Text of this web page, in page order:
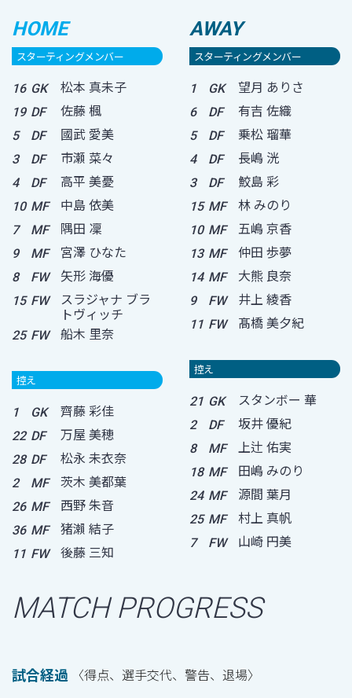
HOME
スターティングメンバー
16 GK 松本 真未子
19 DF 佐藤 楓
5 DF 國武 愛美
3 DF 市瀬 菜々
4 DF 高平 美憂
10 MF 中島 依美
7 MF 隅田 凜
9 MF 宮澤 ひなた
8 FW 矢形 海優
15 FW スラジャナ ブラ
トヴィッチ
25 FW 船木 里奈
控え
1 GK 齊藤 彩佳
22 DF 万屋 美穂
28 DF 松永 未衣奈
2 MF 茨木 美都葉
26 MF 西野 朱音
36 MF 猪瀨 結子
11 FW 後藤 三知
AWAY
スターティングメンバー
1 GK 望月 ありさ
6 DF 有吉 佐織
5 DF 乗松 瑠華
4 DF 長嶋 洸
3 DF 鮫島 彩
15 MF 林 みのり
10 MF 五嶋 京香
13 MF 仲田 歩夢
14 MF 大熊 良奈
9 FW 井上 綾香
11 FW 髙橋 美夕紀
控え
21 GK スタンボー 華
2 DF 坂井 優紀
8 MF 上辻 佑実
18 MF 田嶋 みのり
24 MF 源間 葉月
25 MF 村上 真帆
7 FW 山崎 円美
MATCH PROGRESS
試合経過 〈得点、選手交代、警告、退場〉